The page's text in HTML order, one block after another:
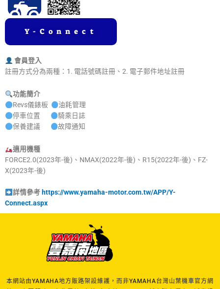
Y-Connect
會員登入
註冊方式分為兩種：1. 電話號碼註冊、2. 電子郵件地址註冊
功能簡介
Revs儀錶板
油耗管理
停車位置
騎乘日誌
保養建議
故障通知
適用機種
FORCE2.0(2023年-後)、NMAX(2022年-後)、R15(2022年-後)、FZ-
X(2023年-後)
詳情參考 https://www.yamaha-motor.com.tw/APP/Y-
Connect.aspx
本網站由YAMAHA地方販路架設維護，而非YAMAHA台灣山葉機車官方網